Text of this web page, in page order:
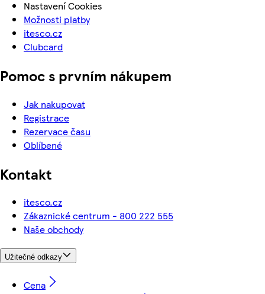
Nastavení Cookies
Možnosti platby
itesco.cz
Clubcard
Pomoc s prvním nákupem
Jak nakupovat
Registrace
Rezervace času
Oblíbené
Kontakt
itesco.cz
Zákaznické centrum - 800 222 555
Naše obchody
Užitečné odkazy
Cena